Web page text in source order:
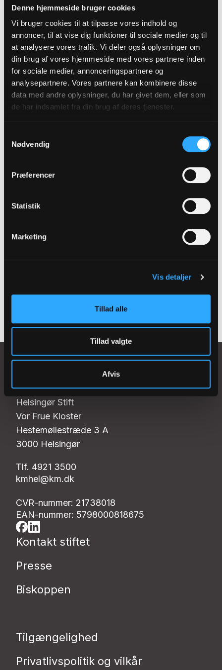
Denne hjemmeside bruger cookies
Vi bruger cookies til at tilpasse vores indhold og
annoncer, til at vise dig funktioner til sociale medier og til
at analysere vores trafik. Vi deler også oplysninger om
din brug af vores hjemmeside med vores partnere inden
for sociale medier, annonceringspartnere og
analysepartnere. Vores partnere kan kombinere disse
data med andre oplysninger, du har givet dem, eller som
de har indsamlet fra din brug af deres tjenester.
Nødvendig
Præferencer
Statistik
Marketing
Vis detaljer
Tillad alle
Tillad valgte
Afvis
ARTIKEL
Dåben
ARTIKEL
Unge
ARTIKEL
Voksne
ARTIKEL
Ressourcekatalog
Tilmeld dig vores
Helsingør Stift
Vor Frue Kloster
Hestemøllestræde 3 A
3000 Helsingør
Tlf. 4921 3500
kmhel@km.dk
CVR-nummer: 21738018
EAN-nummer: 5798000818675
Kontakt stiftet
Presse
Biskoppen
Tilgængelighed
Privatlivspolitik og vilkår